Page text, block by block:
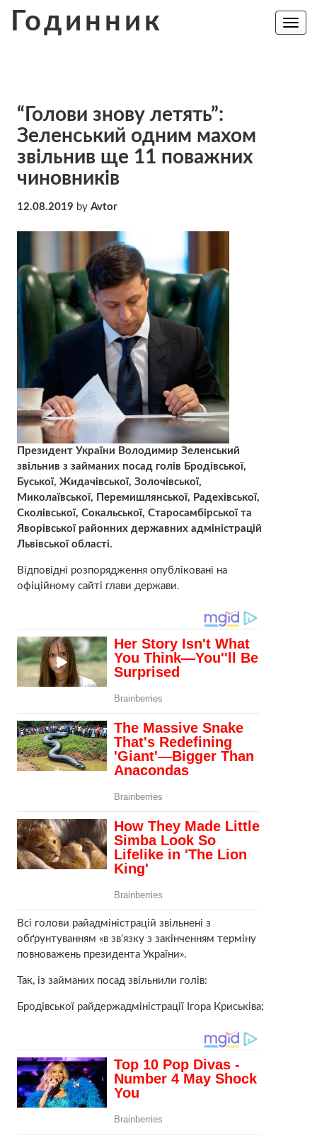
Годинник
Toggle
“Голови знову летять”:
Зеленський одним махом
звільнив ще 11 поважних
чиновників
12.08.2019 by Avtor
Президент України Володимир Зеленський
звільнив з займаних посад голів Бродівської,
Буської, Жидачівської, Золочівської,
Миколаївської, Перемишлянської, Радехівської,
Сколівської, Сокальської, Старосамбірської та
Яворівської районних державних адміністрацій
Львівської області.
Відповідні розпорядження опубліковані на
офіційному сайті глави держави.
Всі голови райадміністрацій звільнені з
обґрунтуванням «в зв’язку з закінченням терміну
повноважень президента України».
Так, із займаних посад звільнили голів:
Бродівської райдержадміністрації Ігора Криськіва;